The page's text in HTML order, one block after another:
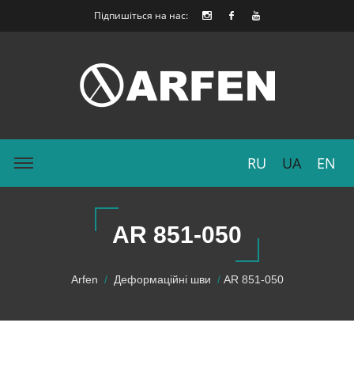
Підпишіться на нас:
RU UA EN
AR 851-050
Arfen Деформаційні шви AR 851-050